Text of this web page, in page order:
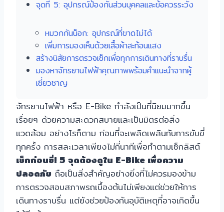
จุดที่ 5: อุปกรณ์ป้องกันส่วนบุคคลและข้อควรระวัง
หมวกกันน็อก: อุปกรณ์ที่ขาดไม่ได้
เพิ่มการมองเห็นด้วยเสื้อผ้าสะท้อนแสง
สร้างนิสัยการตรวจเช็กเพื่อทุกการเดินทางที่ราบรื่น
มองหาจักรยานไฟฟ้าคุณภาพพร้อมคำแนะนำจากผู้
เชี่ยวชาญ
จักรยานไฟฟ้า หรือ E-Bike กำลังเป็นที่นิยมมากขึ้น
เรื่อยๆ ด้วยความสะดวกสบายและเป็นมิตรต่อสิ่ง
แวดล้อม อย่างไรก็ตาม ก่อนที่จะเพลิดเพลินกับการขับขี่
ทุกครั้ง การสละเวลาเพียงไม่กี่นาทีเพื่อทำตามเช็กลิสต์
เช็กก่อนขี่! 5 จุดต้องดูใน E-Bike เพื่อความ
ปลอดภัย ถือเป็นสิ่งสำคัญอย่างยิ่งที่ไม่ควรมองข้าม
การตรวจสอบสภาพรถเบื้องต้นไม่เพียงแต่ช่วยให้การ
เดินทางราบรื่น แต่ยังช่วยป้องกันอุบัติเหตุที่อาจเกิดขึ้น